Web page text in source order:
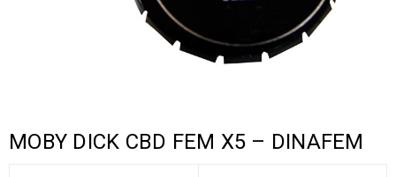
MOBY DICK CBD FEM X5 – DINAFEM